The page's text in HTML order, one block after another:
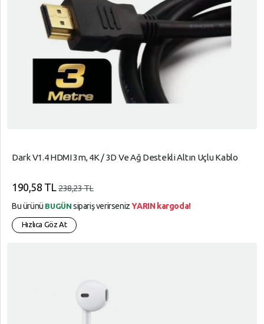
Dark V1.4 HDMI 3m, 4K / 3D Ve Ağ Destekli Altın Uçlu Kablo
190,58 TL238,23 TL
Bu ürünü BUGÜN sipariş verirsenizYARIN kargoda!
Hızlıca Göz At